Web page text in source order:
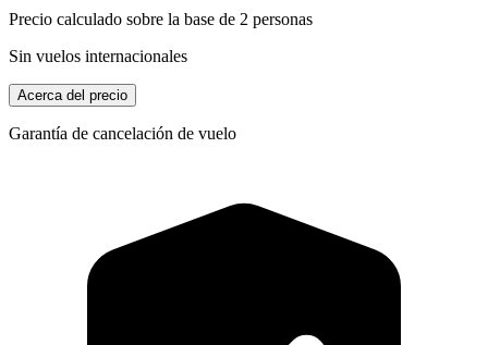
Precio calculado sobre la base de 2 personas
Sin vuelos internacionales
Acerca del precio
Garantía de cancelación de vuelo